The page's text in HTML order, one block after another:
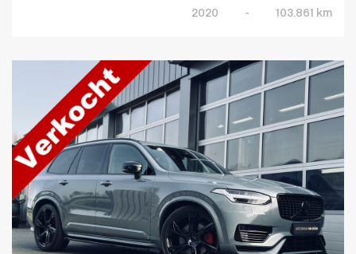
2020 - 103.861 km